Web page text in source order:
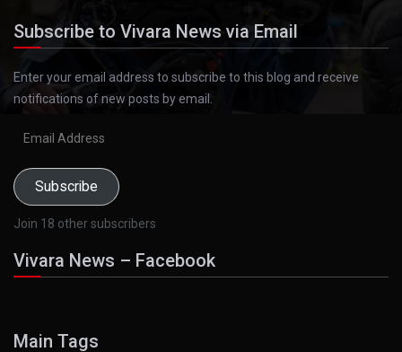
Subscribe to Vivara News via Email
Enter your email address to subscribe to this blog and receive
notifications of new posts by email.
Subscribe
Join 18 other subscribers
Vivara News – Facebook
Main Tags